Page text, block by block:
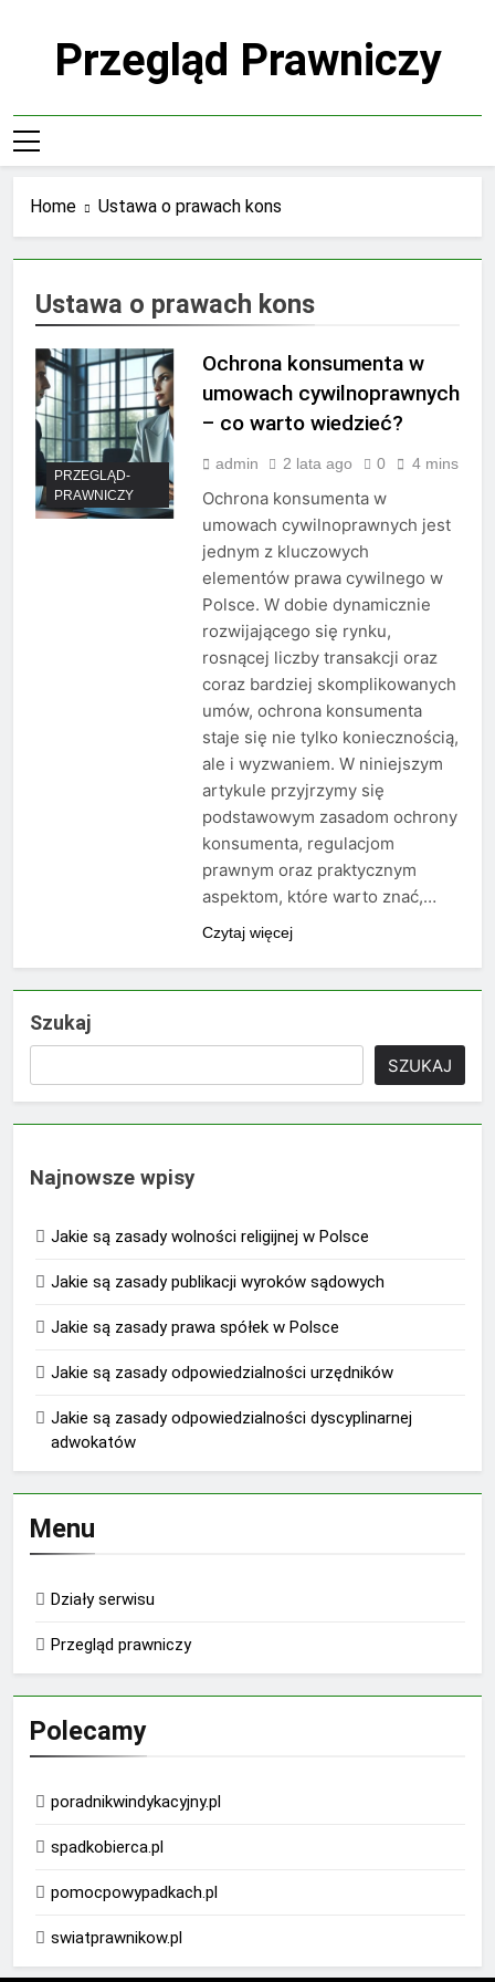
Przegląd Prawniczy
Home Ustawa o prawach kons
Ustawa o prawach kons
PRZEGLĄD-
PRAWNICZY
Ochrona konsumenta w
umowach cywilnoprawnych
– co warto wiedzieć?
admin 2 lata ago 0 4 mins
Ochrona konsumenta w
umowach cywilnoprawnych jest
jednym z kluczowych
elementów prawa cywilnego w
Polsce. W dobie dynamicznie
rozwijającego się rynku,
rosnącej liczby transakcji oraz
coraz bardziej skomplikowanych
umów, ochrona konsumenta
staje się nie tylko koniecznością,
ale i wyzwaniem. W niniejszym
artykule przyjrzymy się
podstawowym zasadom ochrony
konsumenta, regulacjom
prawnym oraz praktycznym
aspektom, które warto znać,…
Czytaj więcej
Szukaj
SZUKAJ
Najnowsze wpisy
Jakie są zasady wolności religijnej w Polsce
Jakie są zasady publikacji wyroków sądowych
Jakie są zasady prawa spółek w Polsce
Jakie są zasady odpowiedzialności urzędników
Jakie są zasady odpowiedzialności dyscyplinarnej
adwokatów
Menu
Działy serwisu
Przegląd prawniczy
Polecamy
poradnikwindykacyjny.pl
spadkobierca.pl
pomocpowypadkach.pl
swiatprawnikow.pl